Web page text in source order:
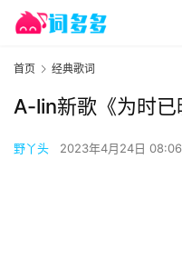
首页 经典歌词
A-lin新歌《为时已
野丫头 2023年4月24日 08:06